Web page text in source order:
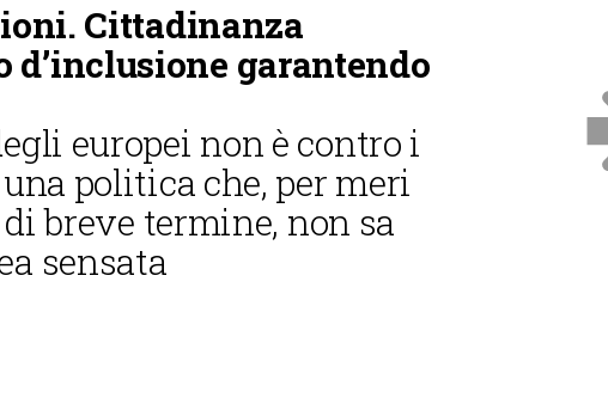
Cittadinanza
d’inclusione garantendo
europei non è contro i
politica che, per meri
breve termine, non sa
sensata